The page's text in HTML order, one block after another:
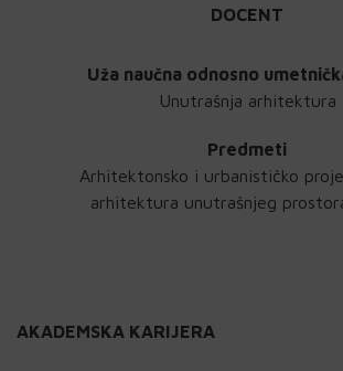
DOCENT
Uža naučna odnosno
Unutrašnja arhitektura
Predmeti
Arhitektonsko i urbanističko
arhitektura unutrašnjeg
AKADEMSKA KARIJERA